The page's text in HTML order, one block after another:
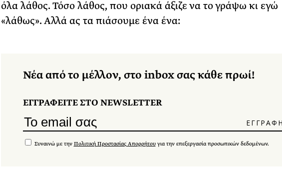
όλα λάθος. Τόσο λάθος, που οριακά άξιζε να το γράψω κι εγώ
«λάθως». Αλλά ας τα πιάσουμε ένα ένα:
Νέα από το μέλλον, στο inbox σας κάθε πρωί!
ΕΓΓΡΑΦΕΙΤΕ ΣΤΟ NEWSLETTER
Συναινώ με την Πολιτική Προστασίας Απορρήτουγια την επεξεργασία προσωπικών δεδομένων.